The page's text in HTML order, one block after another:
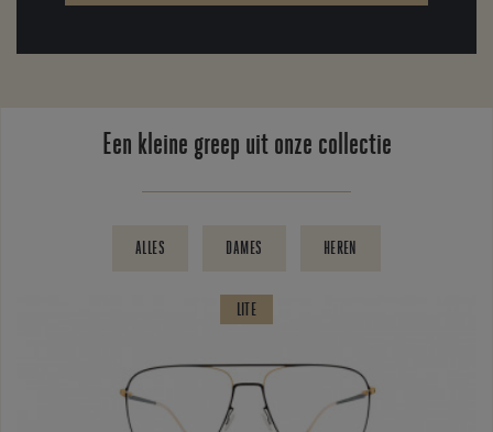
Een kleine greep uit onze collectie
ALLES DAMES HEREN
LITE